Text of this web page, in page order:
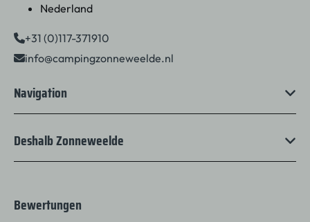
Nederland
+31 (0)117-371910
info@campingzonneweelde.nl
Navigation
Deshalb Zonneweelde
Bewertungen